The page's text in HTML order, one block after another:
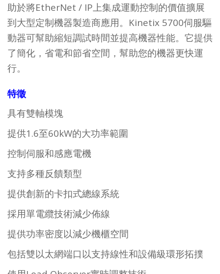
助於將EtherNet / IP上集成運動控制的價值擴展
到大型定制機器製造商應用。Kinetix 5700伺服驅
動器可幫助縮短調試時間並提高機器性能。它提供
了簡化，省電和節省空間，幫助您的機器更快運
行。
特徵
具有雙軸模塊
提供1.6至60kW的大功率範圍
控制伺服和感應電機
支持多種反饋類型
提供創新的卡扣式總線系統
採用單電纜技術減少佈線
提供功率密度以減少機櫃空間
包括雙以太網端口以支持線性和設備級環形拓撲